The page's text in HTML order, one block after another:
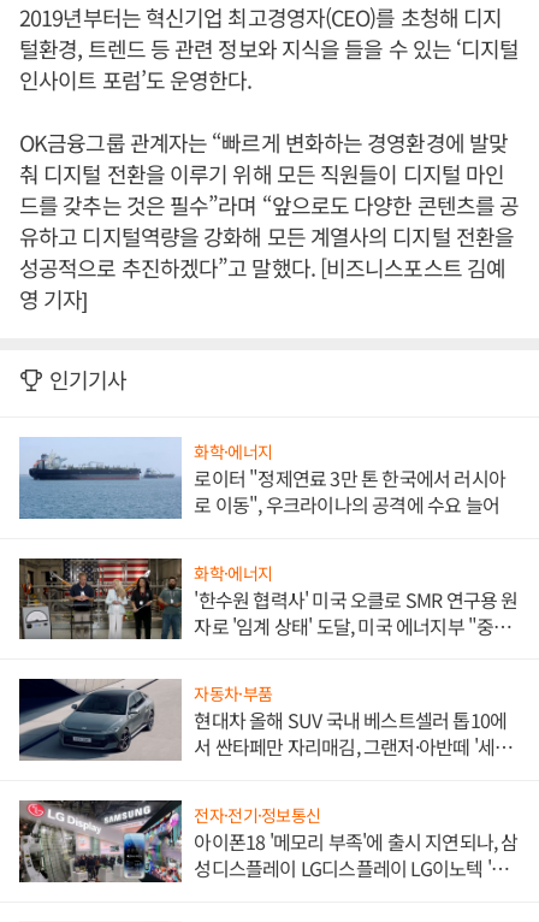
2019년부터는 혁신기업 최고경영자(CEO)를 초청해 디지
털환경, 트렌드 등 관련 정보와 지식을 들을 수 있는 ‘디지털
인사이트 포럼’도 운영한다.
OK금융그룹 관계자는 “빠르게 변화하는 경영환경에 발맞
춰 디지털 전환을 이루기 위해 모든 직원들이 디지털 마인
드를 갖추는 것은 필수”라며 “앞으로도 다양한 콘텐츠를 공
유하고 디지털역량을 강화해 모든 계열사의 디지털 전환을
성공적으로 추진하겠다”고 말했다. [비즈니스포스트 김예
영 기자]
인기기사
화학·에너지
로이터 "정제연료 3만 톤 한국에서 러시아
로 이동", 우크라이나의 공격에 수요 늘어
화학·에너지
'한수원 협력사' 미국 오클로 SMR 연구용 원
자로 '임계 상태' 도달, 미국 에너지부 "중요
자동차·부품
현대차 올해 SUV 국내 베스트셀러 톱10에
서 싼타페만 자리매김, 그랜저·아반떼 '세단
전자·전기·정보통신
아이폰18 '메모리 부족'에 출시 지연되나, 삼
성디스플레이 LG디스플레이 LG이노텍 '탈